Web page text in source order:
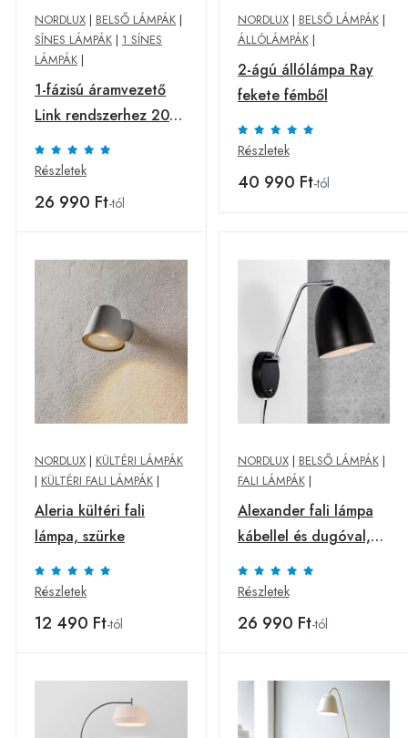
NORDLUX | BELSŐ LÁMPÁK |
SÍNES LÁMPÁK | 1 SÍNES
LÁMPÁK |
1-fázisú áramvezető
Link rendszerhez 200
cm fehér
Részletek
26 990 Ft-tól
NORDLUX| BELSŐ LÁMPÁK|
ÁLLÓLÁMPÁK|
2-ágú állólámpa Ray
fekete fémből
Részletek
40 990 Ft-tól
NORDLUX | KÜLTÉRI LÁMPÁK
| KÜLTÉRI FALI LÁMPÁK |
Aleria kültéri fali
lámpa, szürke
Részletek
12 490 Ft-tól
NORDLUX| BELSŐ LÁMPÁK|
FALI LÁMPÁK|
Alexander fali lámpa
kábellel és dugóval,
fekete
Részletek
26 990 Ft-tól